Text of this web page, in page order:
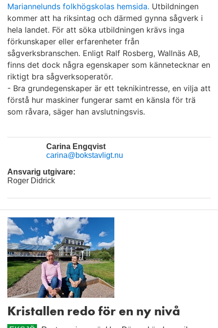
Mariannelunds folkhögskolas hemsida. Utbildningen
kommer att ha riksintag och därmed gynna sågverk i
hela landet. För att söka utbildningen krävs inga
förkunskaper eller erfarenheter från
sågverksbranschen. Enligt Ralf Rosberg, Wallnäs AB,
finns det dock några egenskaper som kännetecknar en
riktigt bra sågverksoperatör.
- Bra grundegenskaper är ett teknikintresse, en vilja att
förstå hur maskiner fungerar samt en känsla för trä
som råvara, säger han avslutningsvis.
Carina Engqvist
carina@bokstavligt.nu
Ansvarig utgivare:
Roger Didrick
Kristallen redo för en ny nivå